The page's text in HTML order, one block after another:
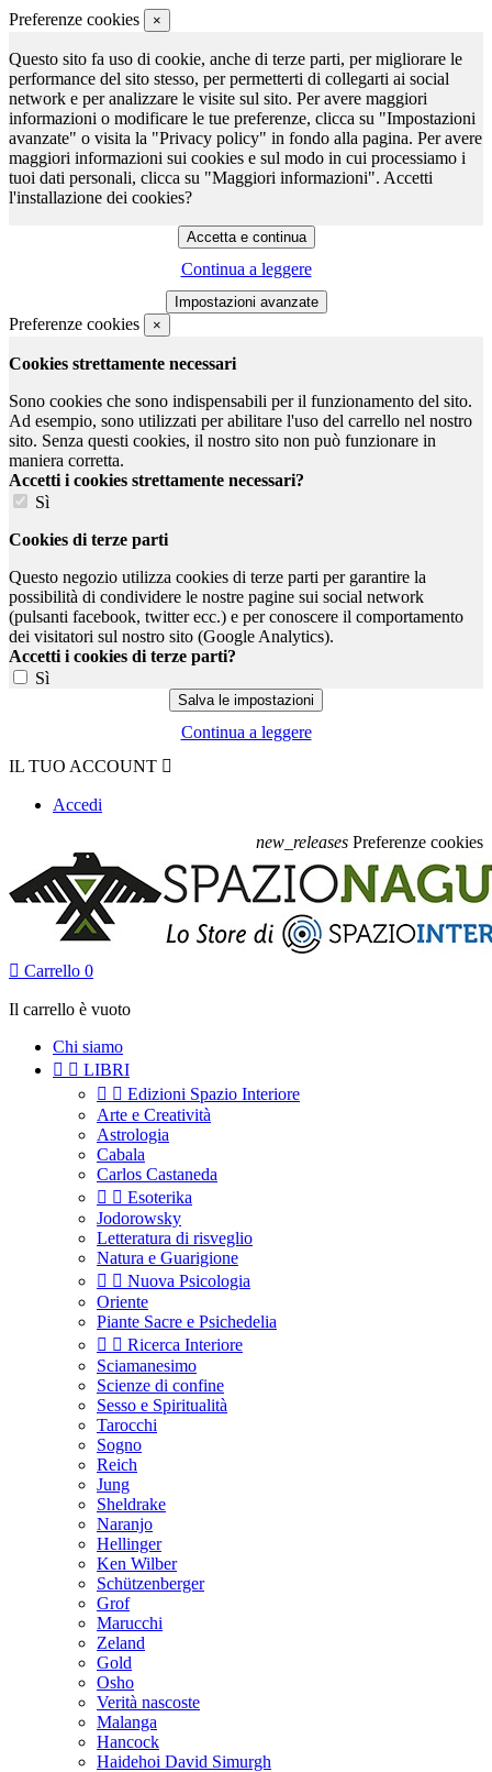
Preferenze cookies ×
Questo sito fa uso di cookie, anche di terze parti, per migliorare le
performance del sito stesso, per permetterti di collegarti ai social
network e per analizzare le visite sul sito. Per avere maggiori
informazioni o modificare le tue preferenze, clicca su "Impostazioni
avanzate" o visita la "Privacy policy" in fondo alla pagina. Per avere
maggiori informazioni sui cookies e sul modo in cui processiamo i
tuoi dati personali, clicca su "Maggiori informazioni". Accetti
l'installazione dei cookies?
Continua a leggere
Preferenze cookies ×
Cookies strettamente necessari
Sono cookies che sono indispensabili per il funzionamento del sito.
Ad esempio, sono utilizzati per abilitare l'uso del carrello nel nostro
sito. Senza questi cookies, il nostro sito non può funzionare in
maniera corretta.
Accetti i cookies strettamente necessari?
Sì
Cookies di terze parti
Questo negozio utilizza cookies di terze parti per garantire la
possibilità di condividere le nostre pagine sui social network
(pulsanti facebook, twitter ecc.) e per conoscere il comportamento
dei visitatori sul nostro sito (Google Analytics).
Accetti i cookies di terze parti?
Sì
Continua a leggere
IL TUO ACCOUNT 
Accedi
new_releases Preferenze cookies
 Carrello 0
Il carrello è vuoto
Chi siamo
  LIBRI
  Edizioni Spazio Interiore
Arte e Creatività
Astrologia
Cabala
Carlos Castaneda
  Esoterika
Jodorowsky
Letteratura di risveglio
Natura e Guarigione
  Nuova Psicologia
Oriente
Piante Sacre e Psichedelia
  Ricerca Interiore
Sciamanesimo
Scienze di confine
Sesso e Spiritualità
Tarocchi
Sogno
Reich
Jung
Sheldrake
Naranjo
Hellinger
Ken Wilber
Schützenberger
Grof
Marucchi
Zeland
Gold
Osho
Verità nascoste
Malanga
Hancock
Haidehoi David Simurgh